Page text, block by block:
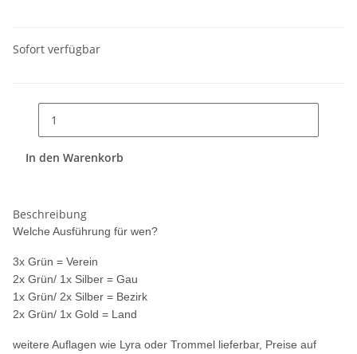
Sofort verfügbar
In den Warenkorb
Beschreibung
Welche Ausführung für wen?
3x Grün = Verein
2x Grün/ 1x Silber = Gau
1x Grün/ 2x Silber = Bezirk
2x Grün/ 1x Gold = Land
weitere Auflagen wie Lyra oder Trommel lieferbar, Preise auf